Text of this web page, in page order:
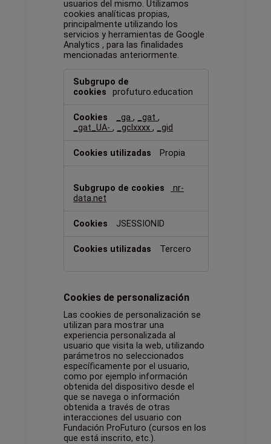
usuarios del mismo. Utilizamos
cookies analíticas propias,
principalmente utilizando los
servicios y herramientas de Google
Analytics , para las finalidades
mencionadas anteriormente.
de
análisis
profuturo.education
_ga, _gat,
_gat_UA-, _gclxxxx, _gid
Propia
nr-
data.net
JSESSIONID
Tercero
Cookies de personalización
Las cookies de personalización se
utilizan para mostrar una
experiencia personalizada al
usuario que visita la web, utilizando
parámetros no seleccionados
específicamente por el usuario,
como por ejemplo información
obtenida del dispositivo desde el
que se navega o información
obtenida a través de otras
interacciones del usuario con
Fundación ProFuturo (cursos en los
que está inscrito, etc.).